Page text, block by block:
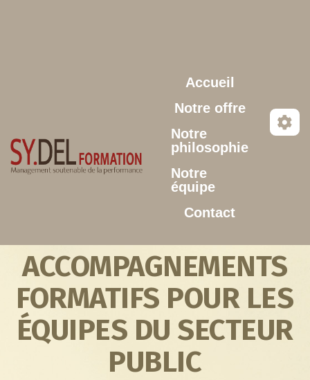
Accueil
Notre offre
Notre
philosophie
Notre
équipe
Contact
ACCOMPAGNEMENTS
FORMATIFS POUR LES
ÉQUIPES DU SECTEUR
PUBLIC